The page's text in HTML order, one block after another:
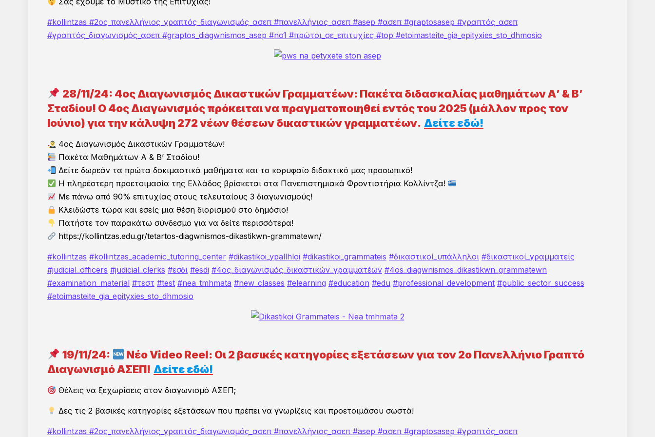
#kollintzas #2ος_πανελλήνιος_γραπτός_διαγωνισμός_ασεπ #πανελλήνιος_ασεπ #asep #ασεπ #graptosasep #γραπτός_ασεπ
#γραπτός_διαγωνισμός_ασεπ #graptos_diagwnismos_asep #no1 #πρώτοι_σε_επιτυχίες #top #etoimasteite_gia_epityxies_sto_dhmosio
28/11/24: 4ος Διαγωνισμός Δικαστικών Γραμματέων: Πακέτα διδασκαλίας μαθημάτων Α’ & Β’
Σταδίου! Ο 4ος Διαγωνισμός πρόκειται να πραγματοποιηθεί εντός του 2025 (μάλλον προς τον
Ιούνιο) για την κάλυψη 272 νέων θέσεων δικαστικών γραμματέων. Δείτε εδώ!
4ος Διαγωνισμός Δικαστικών Γραμματέων!
Πακέτα Μαθημάτων Α & Β’ Σταδίου!
Δείτε δωρεάν τα πρώτα δοκιμαστικά μαθήματα και το κορυφαίο διδακτικό μας προσωπικό!
Η πληρέστερη προετοιμασία της Ελλάδος βρίσκεται στα Πανεπιστημιακά Φροντιστήρια Κολλίντζα!
Με πάνω από 90% επιτυχίας στους τελευταίους 3 διαγωνισμούς!
Κλειδώστε τώρα και εσείς μια θέση διορισμού στο δημόσιο!
Πατήστε τον παρακάτω σύνδεσμο για να δείτε περισσότερα!
https://kollintzas.edu.gr/tetartos-diagwnismos-dikastikwn-grammatewn/
#kollintzas #kollintzas_academic_tutoring_center #dikastikoi_ypallhloi #dikastikoi_grammateis #δικαστικοί_υπάλληλοι #δικαστικοί_γραμματείς
#judicial_officers #judicial_clerks #εσδι #esdi #4ος_διαγωνισμός_δικαστικών_γραμματέων #4os_diagwnismos_dikastikwn_grammatewn
#examination_material #τεστ #test #nea_tmhmata #new_classes #elearning #education #edu #professional_development #public_sector_success
#etoimasteite_gia_epityxies_sto_dhmosio
19/11/24:
Νέο Video Reel: Οι 2 βασικές κατηγορίες εξετάσεων για τον 2ο Πανελλήνιο Γραπτό
Διαγωνισμό ΑΣΕΠ! Δείτε εδώ!
Θέλεις να ξεχωρίσεις στον διαγωνισμό ΑΣΕΠ;
Δες τις 2 βασικές κατηγορίες εξετάσεων που πρέπει να γνωρίζεις και προετοιμάσου σωστά!
#kollintzas #2ος_πανελλήνιος_γραπτός_διαγωνισμός_ασεπ #πανελλήνιος_ασεπ #asep #ασεπ #graptosasep #γραπτός_ασεπ
ΠΑΡΑΛΑΒΗ ΔΟΚΙΜΑΣΤΙΚΩΝ ΚΩΔΙΚΩΝ
Έχετε τη δυνατότητα να συμπληρώσετε τη παρακάτω φόρμα εκδήλωσης ενδιαφέροντος, έτσι ώστε να λάβετε άμεσα δοκιμαστικούς κωδικούς πρόσβασης
και να παρακολουθήσετε τα πρώτα δωρεάν (αποθηκευμένα) μαθήματα για μία εβδομάδα περίπου, για όποιον διαγωνισμό επιθυμείτε. Έτσι, θα έχετε μια
εικόνα για το επίπεδο διδασκαλίας, τους διδάσκοντες τις σημειώσεις κ.λ.π.
Επιλέξτε ποιον διαγωνισμό θέλετε να παρακολουθήσετε! *
3ος Πανελλήνιος Διαγωνισμός ΑΣΕΠ
ΕΣΔΙ 7ος (Δικαστικών Γραμματέων)
Ευρωπαικός Διαγωνισμός EPSO AD-5 2026
ΚΑΤΑΤΑΚΤΗΡΙΕΣ ΝΟΜΙΚΗΣ
ΚΑΤΑΤΑΚΤΗΡΙΕΣ ΠΑΙΔΑΓΩΓΙΚΟΥ
ΔΙΠΛΩΜΑΤΙΚΟ ΣΩΜΑ
Γραπτές Εξετάσεις Προϊσταμένων
Συμπληρώστε τα παρακάτω στοιχεία για να λάβετε δοκιμαστικούς κωδικούς
ΕΠΩΝΥΜΟ*
(Απαραίτητοι οι ΕΛΛΗΝΙΚΟΙ ΚΕΦΑΛΑΙΟΙ χαρακτήρες)
EMAIL
Ό
ρ
ΤΗΛΕΦΩΝΟ ΕΠΙΚΟΙΝΩΝΙΑΣ*